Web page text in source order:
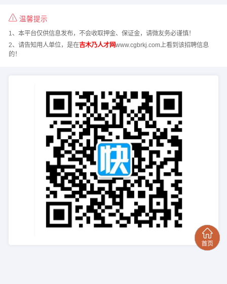
温馨提示
1、本平台仅供信息发布，不会收取押金、保证金，请微友务必谨慎！
2、请告知用人单位，是在吉木乃人才网www.cgbrkj.com上看到该招聘信息
的！